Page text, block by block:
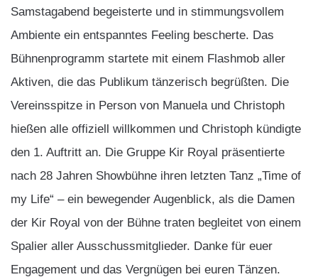
Samstagabend begeisterte und in stimmungsvollem
Ambiente ein entspanntes Feeling bescherte. Das
Bühnenprogramm startete mit einem Flashmob aller
Aktiven, die das Publikum tänzerisch begrüßten. Die
Vereinsspitze in Person von Manuela und Christoph
hießen alle offiziell willkommen und Christoph kündigte
den 1. Auftritt an. Die Gruppe Kir Royal präsentierte
nach 28 Jahren Showbühne ihren letzten Tanz „Time of
my Life“ – ein bewegender Augenblick, als die Damen
der Kir Royal von der Bühne traten begleitet von einem
Spalier aller Ausschussmitglieder. Danke für euer
Engagement und das Vergnügen bei euren Tänzen.